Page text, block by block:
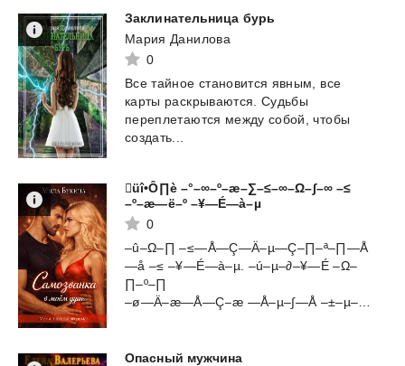
Заклинательница бурь
Мария Данилова
0
Все тайное становится явным, все
карты раскрываются. Судьбы
переплетаются между собой, чтобы
создать...
üî•Ô∏è –°–∞–º–æ–∑–≤–∞–Ω–∫–∞ –≤
–º–æ—ë–º –¥—É—à–µ
0
–û–Ω–∏ –≤—Å—Ç—Ä–µ—Ç–∏–ª–∏—Å
—å –≤ –¥—É—à–µ. –ú–µ–∂–¥—É –Ω–
∏–º–∏
Опасный мужчина